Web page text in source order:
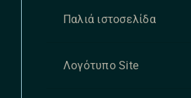
Παλιά ιστοσελίδα
Λογότυπο Site